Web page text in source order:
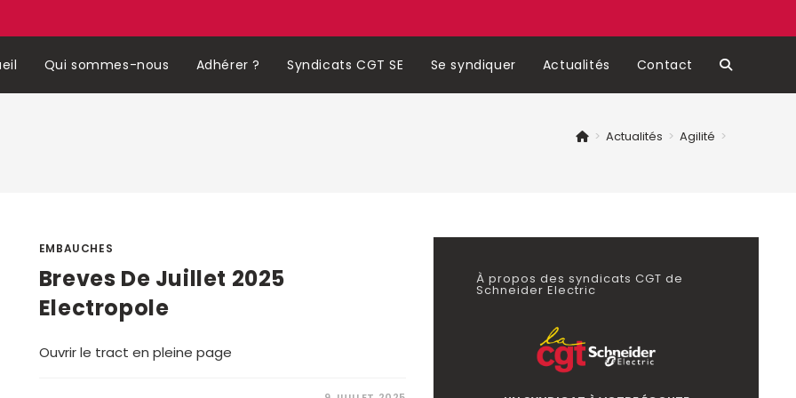
Qui sommes-nous Adhérer ? Syndicats CGT SE Se syndiquer Actualités Contact Toggle
> Actualités > Agilité >
EMBAUCHES
Breves De Juillet 2025
Electropole
Ouvrir le tract en pleine page
À propos des syndicats CGT de
Schneider Electric